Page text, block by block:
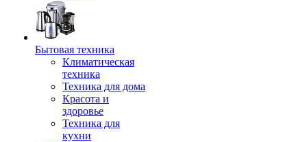
Бытовая техника
Климатическая
техника
Техника для дома
Красота и
здоровье
Техника для
кухни